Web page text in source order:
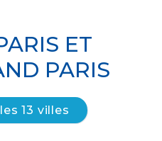
ET
PARIS
13 villes